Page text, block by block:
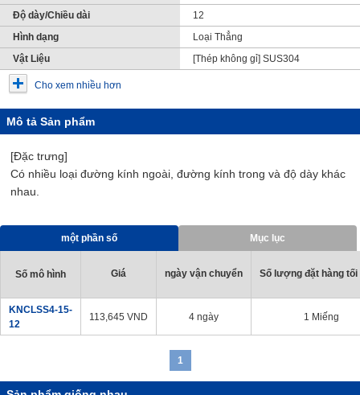
Độ dày/Chiều dài
12
Hình dạng
Loại Thẳng
Vật Liệu
[Thép không gỉ] SUS304
Cho xem nhiều hơn
Mô tả Sản phẩm
[Đặc trưng]
Có nhiều loại đường kính ngoài, đường kính trong và độ dày khác
nhau.
một phần số Mục lục
Số mô hình Giá ngày vận chuyển Số lượng đặt hàng tối
KNCLSS4-15-
12
113,645 VND 4 ngày 1 Miếng
1